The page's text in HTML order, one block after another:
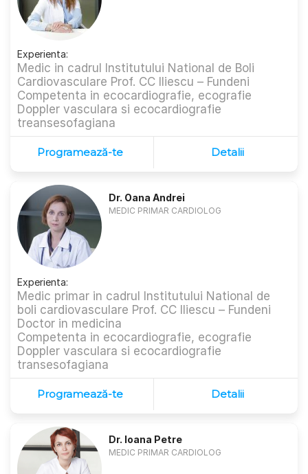
Experienta:
Medic in cadrul Institutului National de Boli
Cardiovasculare Prof. CC Iliescu – Fundeni
Competenta in ecocardiografie, ecografie
Doppler vasculara si ecocardiografie
treansesofagiana
Programează-te Detalii
Dr. Oana Andrei
MEDIC PRIMAR CARDIOLOG
Experienta:
Medic primar in cadrul Institutului National de
boli cardiovasculare Prof. CC Iliescu – Fundeni
Doctor in medicina
Competenta in ecocardiografie, ecografie
Doppler vasculara si ecocardiografie
transesofagiana
Programează-te Detalii
Dr. Ioana Petre
MEDIC PRIMAR CARDIOLOG